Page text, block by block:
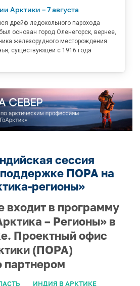
Арктики – 7 августа
дрейф ледокольного парохода
основан город Оленегорск, вернее,
железорудного месторождения
существующей с 1916 года
сессия
поддержке ПОРА на
регионы»
входит в программу
– Регионы» в
Проектный офис
(ПОРА)
партнером
ИНДИЯ В АРКТИКЕ